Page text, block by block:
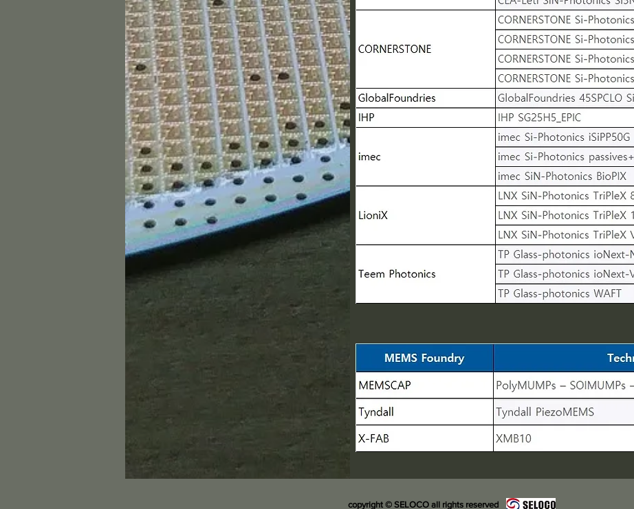
copyright © SELOCO all rights reserved